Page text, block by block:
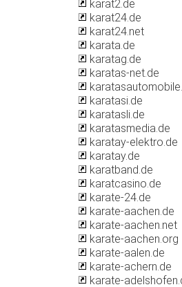
karat2.de
karat24.de
karat24.net
karata.de
karatag.de
karatas-net.de
karatasi.de
karatasli.de
karatasmedia.de
karatay-elektro.de
karatay.de
karatband.de
karatcasino.de
karate-24.de
karate-aachen.de
karate-aachen.net
karate-aachen.org
karate-aalen.de
karate-achern.de
karate-